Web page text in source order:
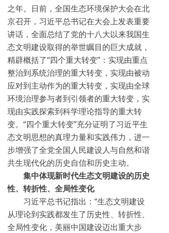
之年。日前，全国生态环境保护大会在北
京召开，习近平总书记在大会上发表重要
讲话，全面总结了党的十八大以来我国生
态文明建设取得的举世瞩目的巨大成就，
精辟概括了“四个重大转变”：实现由重点
整治到系统治理的重大转变，实现由被动
应对到主动作为的重大转变，实现由全球
环境治理参与者到引领者的重大转变，实
现由实践探索到科学理论指导的重大转
变。“四个重大转变”充分证明了习近平生
态文明思想的真理力量和实践伟力，进一
步增强了全党全国人民建设人与自然和谐
共生现代化的历史自信和历史主动。
集中体现新时代生态文明建设的历史
性、转折性、全局性变化
习近平总书记指出：“生态文明建设
从理论到实践都发生了历史性、转折性、
全局性变化，美丽中国建设迈出重大步